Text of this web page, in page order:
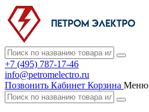
+7 (495) 787-17-46
info@petromelectro.ru
Позвонить Кабинет Корзина Меню